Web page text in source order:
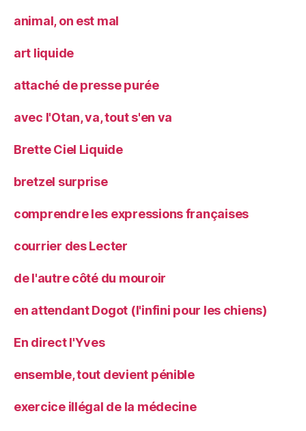
animal, on est mal
art liquide
attaché de presse purée
avec l'Otan, va, tout s'en va
Brette Ciel Liquide
bretzel surprise
comprendre les expressions françaises
courrier des Lecter
de l'autre côté du mouroir
en attendant Dogot (l'infini pour les chiens)
En direct l'Yves
ensemble, tout devient pénible
exercice illégal de la médecine